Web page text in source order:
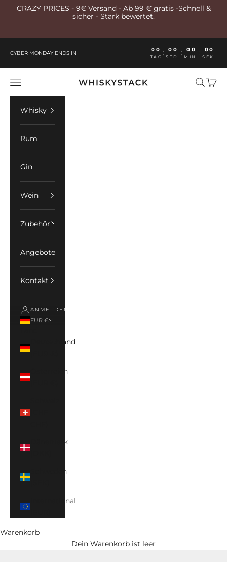
Zum Inhalt springen
CRAZY PRICES - 9€ Versand - Ab 99 € gratis -Schnell &
sicher - Stark bewertet.
CYBER MONDAY ENDS IN 00
TAG : 00
STD. : 00
MIN. : 00
SEK.
Whiskystack Germany
Menü Suchen
Whisky
Rum
Gin
Wein
Zubehör
Angebote
Kontakt
ANMELDEN
EUR €
Deutschland
Österreich
Dänemark
Schweden
International
Warenkorb
Dein Warenkorb ist leer